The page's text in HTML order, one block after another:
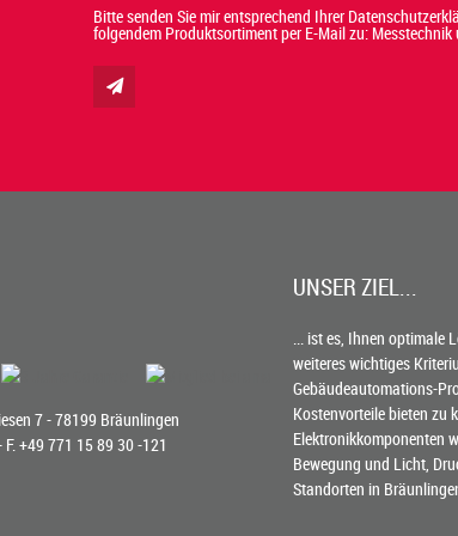
Bitte senden Sie mir entsprechend Ihrer
folgendem Produktsortiment per E-Mail zu: Messtechnik
7 - 78199 Bräunlingen
F. +49 771 15 89 30 -121
UNSER ZIEL...
... ist es, Ihnen optimale
weiteres wichtiges
Gebäudeautomations-
Kostenvorteile bieten zu
Elektronikkomponenten
Bewegung und Licht,
Standorten in